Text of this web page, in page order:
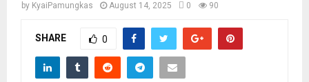
by KyaiPamungkas August 14, 2025 0 90
SHARE 0